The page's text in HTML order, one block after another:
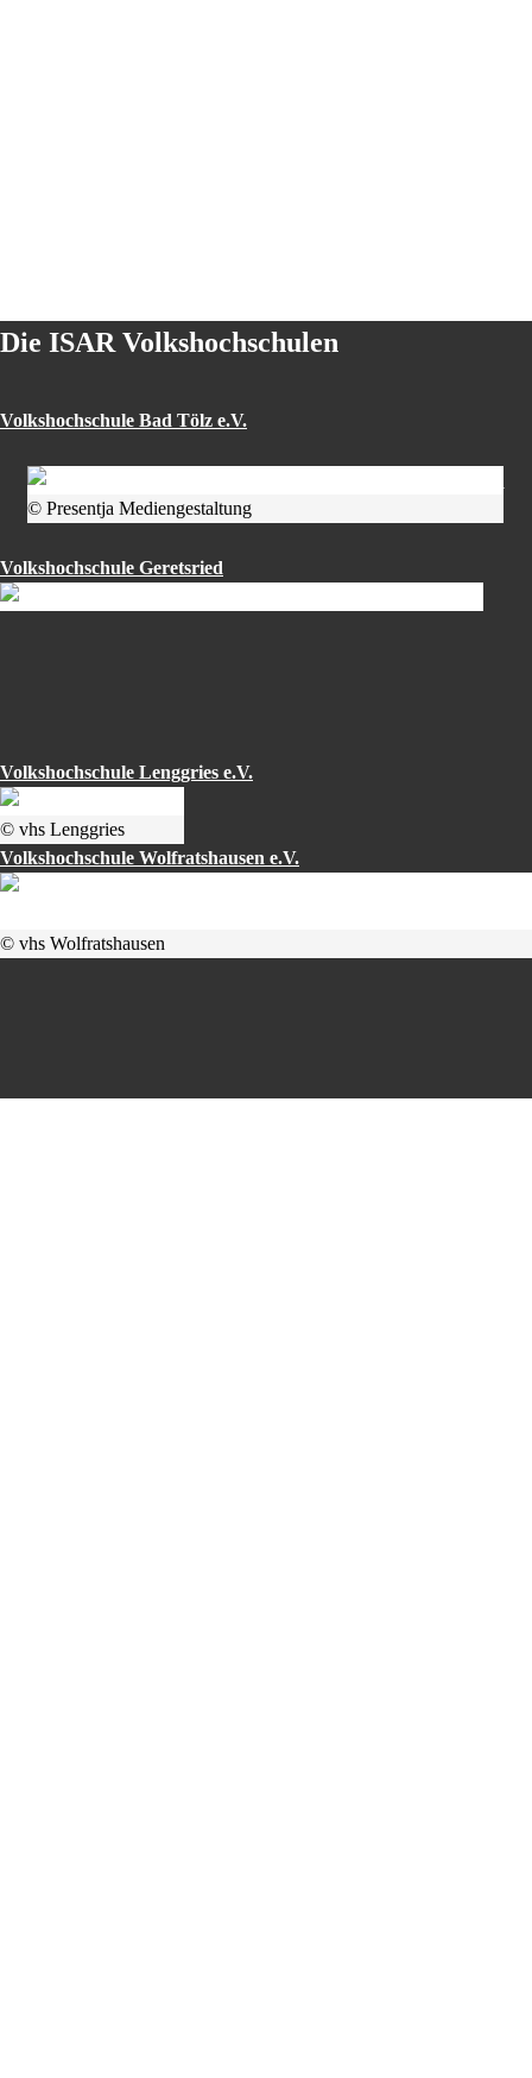
Die ISAR Volkshochschulen
Volkshochschule Bad Tölz e.V.
© Presentja Mediengestaltung
Volkshochschule Geretsried
Volkshochschule Lenggries e.V.
© vhs Lenggries
Volkshochschule Wolfratshausen e.V.
© vhs Wolfratshausen